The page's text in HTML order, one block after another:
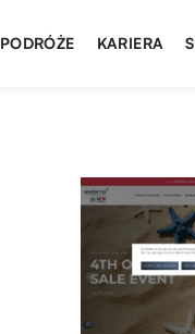
PODRÓŻE KARIERA